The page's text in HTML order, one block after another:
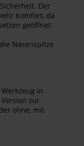
Der
Komfort, da
geöffnet
Nasenspitze
in
zur
ohne, mit